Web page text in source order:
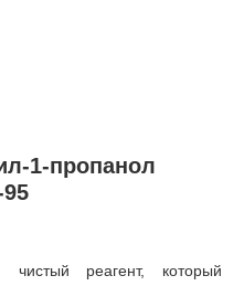
1-пропанол
реагент, который